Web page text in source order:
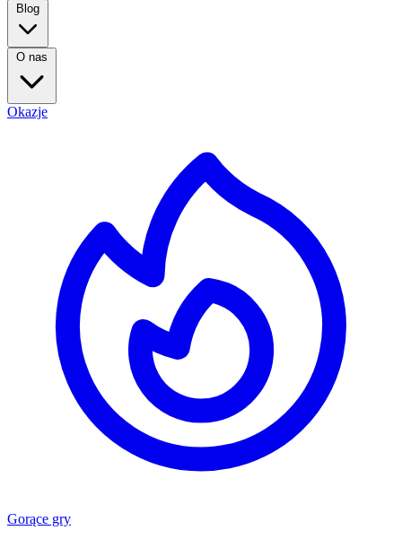
Blog
O nas
Okazje
Gorące gry